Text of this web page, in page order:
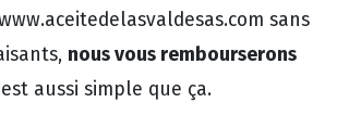
sans
nous vous rembourserons
aussi simple que ça.